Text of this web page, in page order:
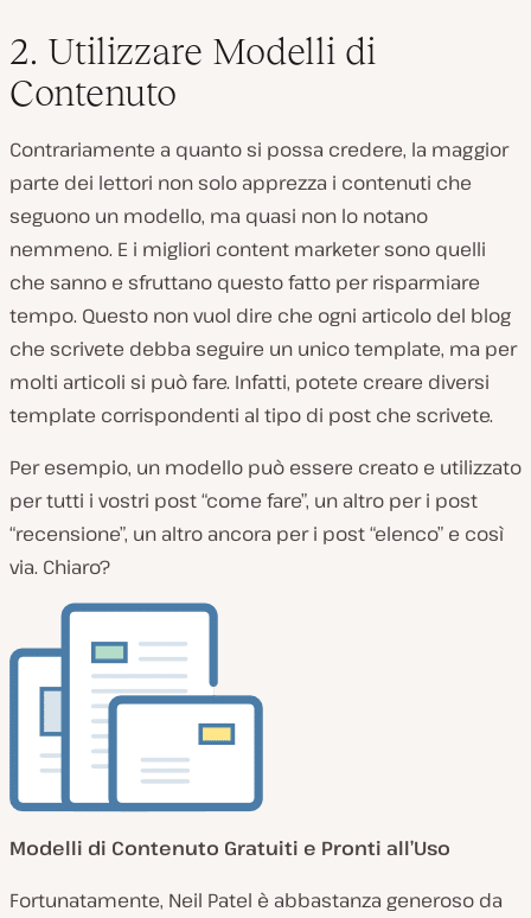
2. Utilizzare Modelli di
Contenuto
Contrariamente a quanto si possa credere, la maggior
parte dei lettori non solo apprezza i contenuti che
seguono un modello, ma quasi non lo notano
nemmeno. E i migliori content marketer sono quelli
che sanno e sfruttano questo fatto per risparmiare
tempo. Questo non vuol dire che ogni articolo del blog
che scrivete debba seguire un unico template, ma per
molti articoli si può fare. Infatti, potete creare diversi
template corrispondenti al tipo di post che scrivete.
Per esempio, un modello può essere creato e utilizzato
per tutti i vostri post “come fare”, un altro per i post
“recensione”, un altro ancora per i post “elenco” e così
via. Chiaro?
Modelli di Contenuto Gratuiti e Pronti all’Uso
Fortunatamente, Neil Patel è abbastanza generoso da